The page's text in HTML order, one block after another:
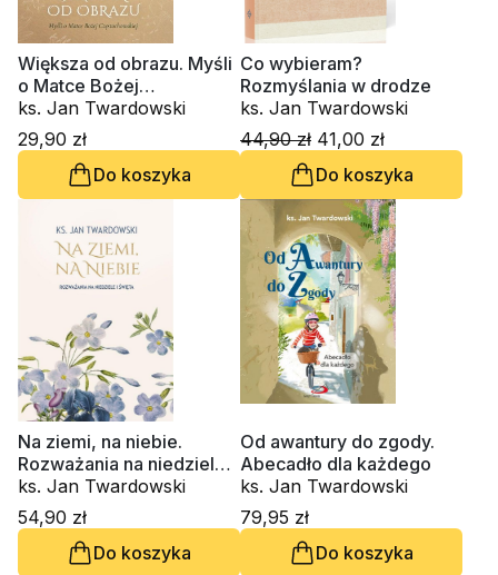
Większa od obrazu. Myśli
o Matce Bożej
Częstochowskiej
ks. Jan Twardowski
29,90 zł
Do koszyka
Co wybieram?
Rozmyślania w drodze
ks. Jan Twardowski
44,90 zł 41,00 zł
Do koszyka
Na ziemi, na niebie.
Rozważania na niedziele i
święta ks. Jan Twardowski
54,90 zł
Do koszyka
Od awantury do zgody.
Abecadło dla każdego
ks. Jan Twardowski
79,95 zł
Do koszyka